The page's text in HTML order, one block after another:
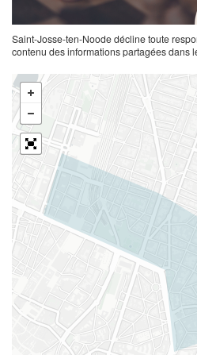
Saint-Josse-ten-Noode décline toute
contenu des informations partagées dans